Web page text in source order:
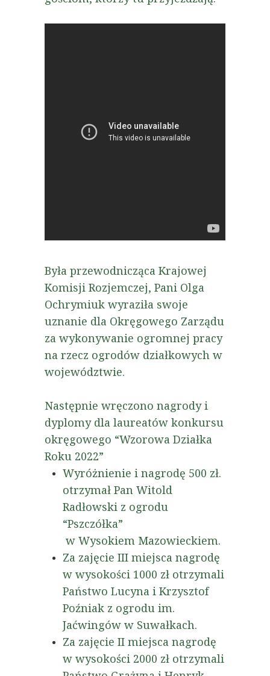
Była przewodnicząca Krajowej
Komisji Rozjemczej, Pani Olga
Ochrymiuk wyraziła swoje
uznanie dla Okręgowego Zarządu
za wykonywanie ogromnej pracy
na rzecz ogrodów działkowych w
województwie.
Następnie wręczono nagrody i
dyplomy dla laureatów konkursu
okręgowego “Wzorowa Działka
Roku 2022”
Wyróżnienie i nagrodę 500 zł.
otrzymał Pan Witold
Radłowski z ogrodu
“Pszczółka”
w Wysokiem Mazowieckiem.
Za zajęcie III miejsca nagrodę
w wysokości 1000 zł otrzymali
Państwo Lucyna i Krzysztof
Poźniak z ogrodu im.
Jaćwingów w Suwałkach.
Za zajęcie II miejsca nagrodę
w wysokości 2000 zł otrzymali